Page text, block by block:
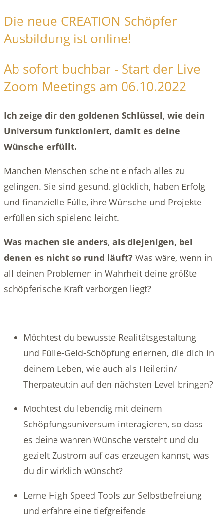
Die neue CREATION Schöpfer
Ausbildung ist online!
Ab sofort buchbar - Start der Live
Zoom Meetings am 06.10.2022
Ich zeige dir den goldenen Schlüssel, wie dein
Universum funktioniert, damit es deine
Wünsche erfüllt.
Manchen Menschen scheint einfach alles zu
gelingen. Sie sind gesund, glücklich, haben Erfolg
und finanzielle Fülle, ihre Wünsche und Projekte
erfüllen sich spielend leicht.
Was machen sie anders, als diejenigen, bei
denen es nicht so rund läuft? Was wäre, wenn in
all deinen Problemen in Wahrheit deine größte
schöpferische Kraft verborgen liegt?
Möchtest du bewusste Realitätsgestaltung
und Fülle-Geld-Schöpfung erlernen, die dich in
deinem Leben, wie auch als Heiler:in/
Therpateut:in auf den nächsten Level bringen?
Möchtest du lebendig mit deinem
Schöpfungsuniversum interagieren, so dass
es deine wahren Wünsche versteht und du
gezielt Zustrom auf das erzeugen kannst, was
du dir wirklich wünscht?
Lerne High Speed Tools zur Selbstbefreiung
und erfahre eine tiefgreifende